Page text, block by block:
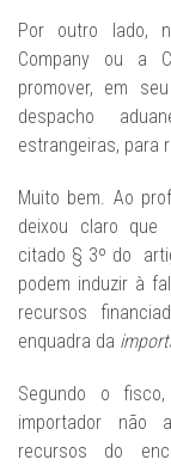
Por outro lado,
Company ou a
promover, em
despacho
estrangeiras, para
Muito bem. Ao
deixou claro que
citado § 3º do
podem induzir à
recursos
enquadra da
Segundo o
importador não
recursos do